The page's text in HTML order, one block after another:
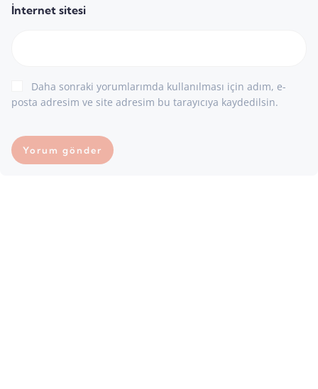
İnternet sitesi
Daha sonraki yorumlarımda kullanılması için adım, e-
posta adresim ve site adresim bu tarayıcıya kaydedilsin.